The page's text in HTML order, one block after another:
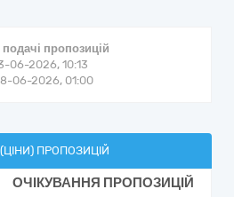
подачі пропозицій
06-2026, 10:13
06-2026, 01:00
ПРОПОЗИЦІЙ
ОЧІКУВАННЯ ПРОПОЗИЦІЙ